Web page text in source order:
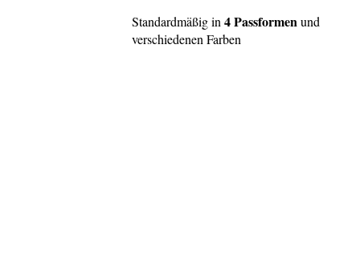
Standardmäßig in 4 Passformenund
verschiedenen Farben